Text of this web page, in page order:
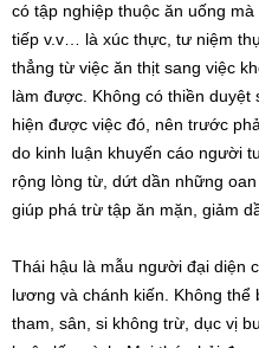
có tập nghiệp thuộc ăn uống
tiếp v.v… là xúc thực, tư niệm
thẳng từ việc ăn thịt sang việc
làm được. Không có thiền
hiện được việc đó, nên trước
do kinh luận khuyến cáo người
rộng lòng từ, dứt dần những
giúp phá trừ tập ăn mặn, giảm
Thái hậu là mẫu người đại diện
lương và chánh kiến. Không
tham, sân, si không trừ, dục vị